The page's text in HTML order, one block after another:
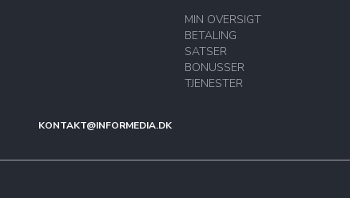
MIN OVERSIGT
BETALING
SATSER
BONUSSER
TJENESTER
KONTAKT@INFORMEDIA.DK